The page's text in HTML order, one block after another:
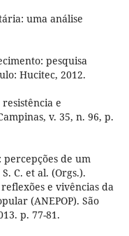
uma análise
pesquisa
Hucitec, 2012.
resistência e
v. 35, n. 96, p.
percepções de um
C. et al. (Orgs.).
e vivências da
(ANEPOP). São
p. 77-81.